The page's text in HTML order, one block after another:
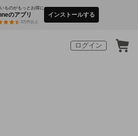
ものがもっとお得に
のアプリ
3万件以上
インストールする
ログイン